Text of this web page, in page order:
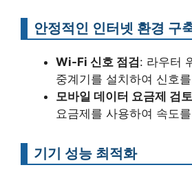
안정적인 인터넷 환경 구
Wi-Fi 신호 점검: 라우터
중계기를 설치하여 신호
모바일 데이터 요금제 검토
요금제를 사용하여 속도
기기 성능 최적화